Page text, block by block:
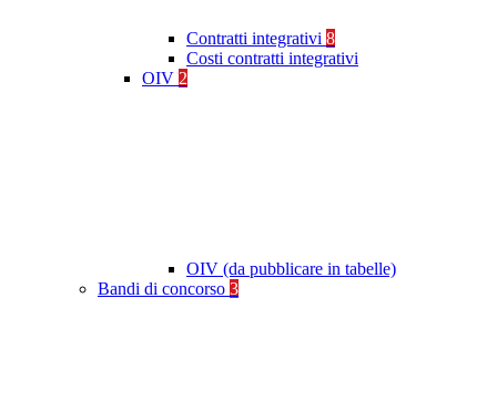
Contratti integrativi 8
Costi contratti integrativi
OIV 2
OIV (da pubblicare in tabelle)
Bandi di concorso 3